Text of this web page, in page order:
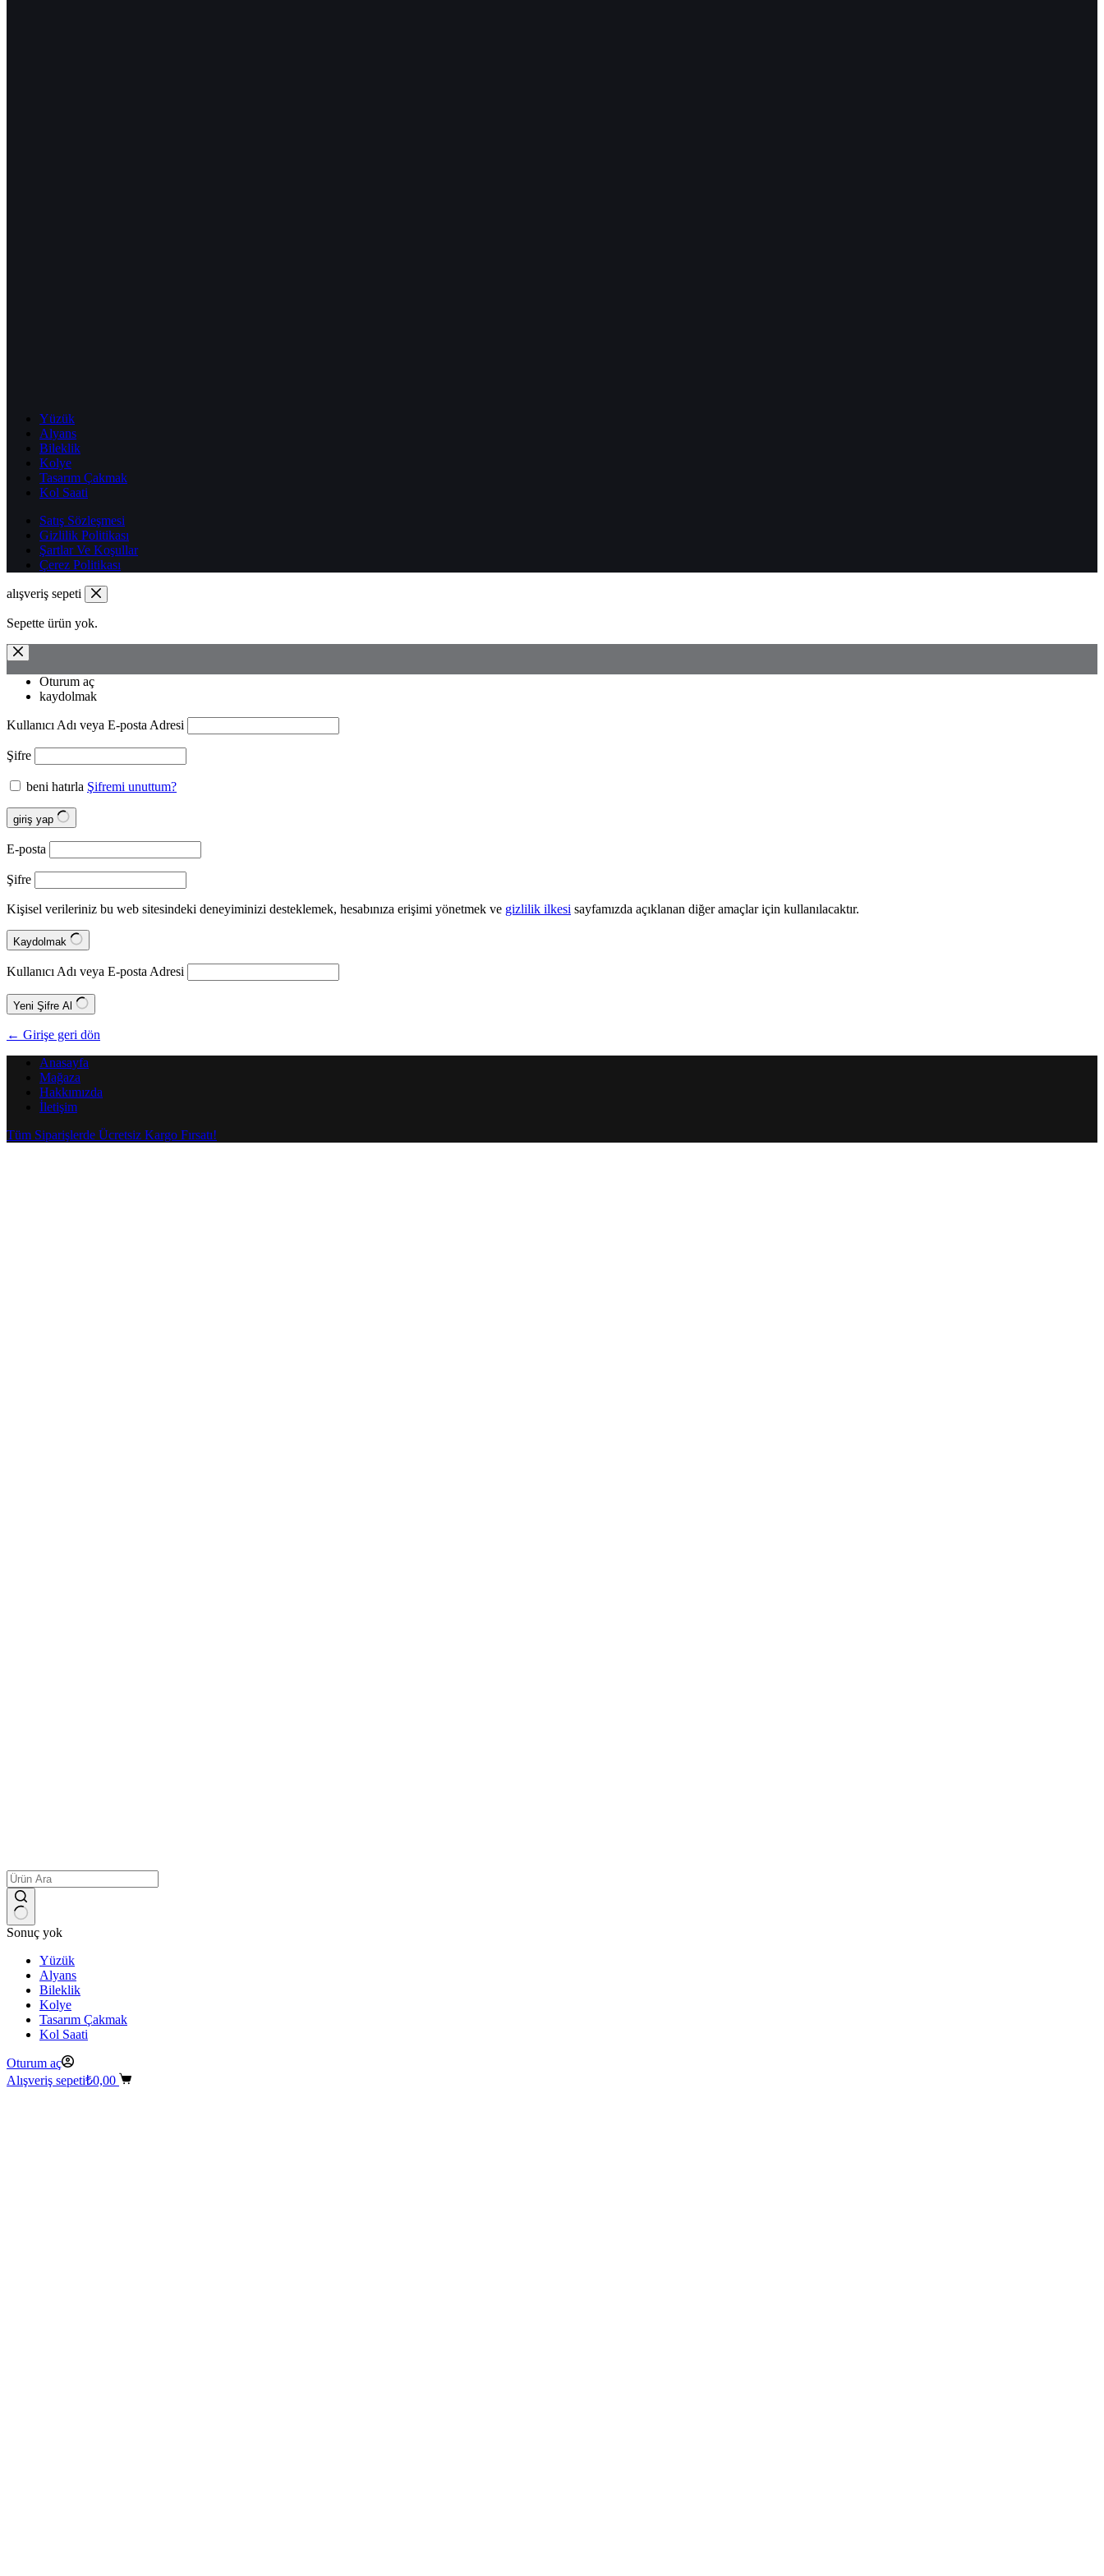
Yüzük
Alyans
Bileklik
Kolye
Tasarım Çakmak
Kol Saati
Satış Sözleşmesi
Gizlilik Politikası
Şartlar Ve Koşullar
Çerez Politikası
alışveriş sepeti
Sepette ürün yok.
Oturum aç
kaydolmak
Kullanıcı Adı veya E-posta Adresi
Şifre
beni hatırla Şifremi unuttum?
giriş yap
E-posta
Şifre
Kişisel verileriniz bu web sitesindeki deneyiminizi desteklemek, hesabınıza erişimi yönetmek ve gizlilik ilkesi sayfamızda açıklanan diğer amaçlar için kullanılacaktır.
Kaydolmak
Kullanıcı Adı veya E-posta Adresi
Yeni Şifre Al
← Girişe geri dön
Anasayfa
Mağaza
Hakkımızda
İletişim
Tüm Siparişlerde Ücretsiz Kargo Fırsatı!
Sonuç yok
Yüzük
Alyans
Bileklik
Kolye
Tasarım Çakmak
Kol Saati
Oturum aç
Alışveriş sepeti₺0,00